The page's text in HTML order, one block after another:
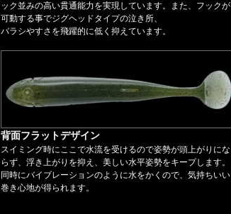
ック並みの高い貫通能力を実現しています。また、フックが
可動する事でジグヘッドタイプの泣き所、
バラシやすさを飛躍的に低く抑えています。
背面フラットデザイン
スイミング時にここで水流を受けるので姿勢が頭上がりにな
らず、浮き上がりを抑え、美しい水平姿勢をキープします。
同時にバイブレーションのように水をかくので、気持ちいい
巻き心地が得られます。